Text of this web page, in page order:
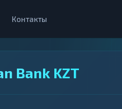
Контакты
Bank KZT